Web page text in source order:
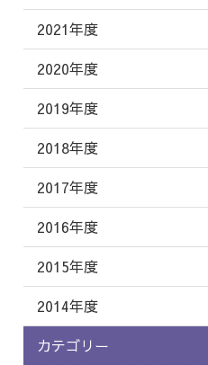
2021年度
2020年度
2019年度
2018年度
2017年度
2016年度
2015年度
2014年度
カテゴリー